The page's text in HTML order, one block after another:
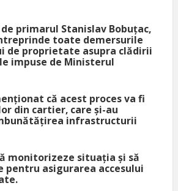
primarul Stanislav Bobuțac,
toate demersurile
de proprietate asupra clădirii
impuse de Ministerul
că acest proces va fi
din cartier, care și-au
infrastructurii
monitorizeze situația și să
asigurarea accesului